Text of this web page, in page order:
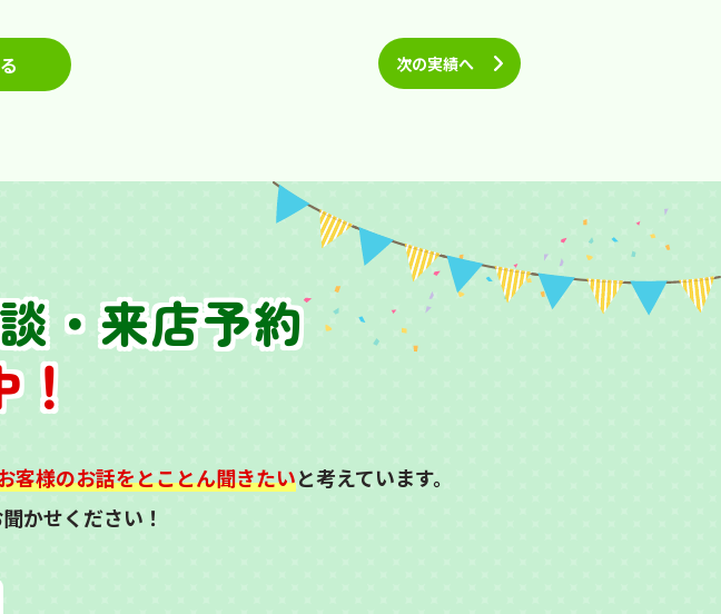
次の実績へ
・来店予約
客様のお話をとことん聞きたいと考えています。
かせください！